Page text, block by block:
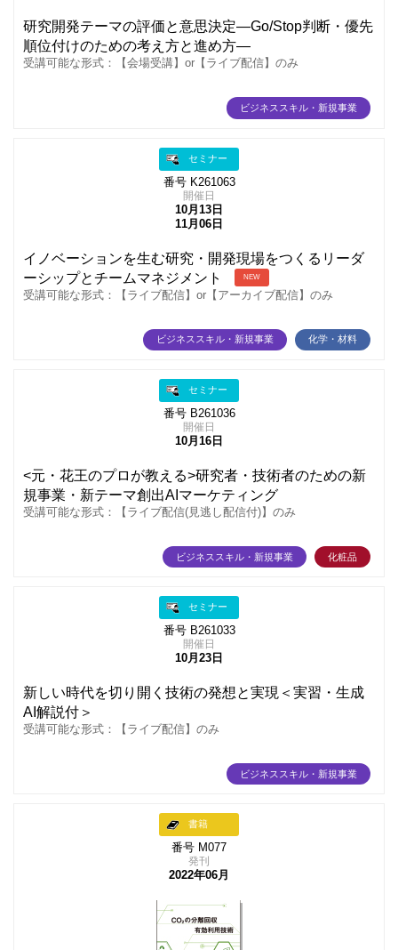
研究開発テーマの評価と意思決定―Go/Stop判断・優先
順位付けのための考え方と進め方―
受講可能な形式：【会場受講】or【ライブ配信】のみ
ビジネススキル・新規事業
セミナー
番号 K261063
開催日
10月13日
11月06日
イノベーションを生む研究・開発現場をつくるリーダ
ーシップとチームマネジメント
NEW
受講可能な形式：【ライブ配信】or【アーカイブ配信】のみ
ビジネススキル・新規事業 化学・材料
セミナー
番号 B261036
開催日
10月16日
<元・花王のプロが教える>研究者・技術者のための新
規事業・新テーマ創出AIマーケティング
受講可能な形式：【ライブ配信(見逃し配信付)】のみ
ビジネススキル・新規事業 化粧品
セミナー
番号 B261033
開催日
10月23日
新しい時代を切り開く技術の発想と実現＜実習・生成
AI解説付＞
受講可能な形式：【ライブ配信】のみ
ビジネススキル・新規事業
書籍
番号 M077
発刊
2022年06月